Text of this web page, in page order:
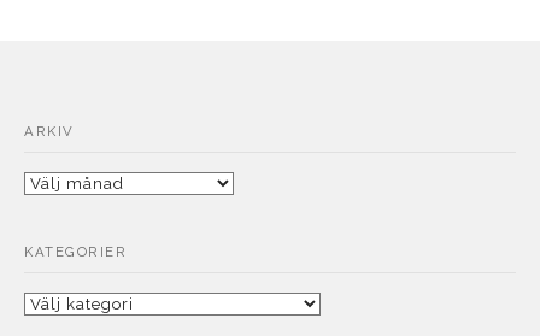
ARKIV
Arkiv
KATEGORIER
Kategorier